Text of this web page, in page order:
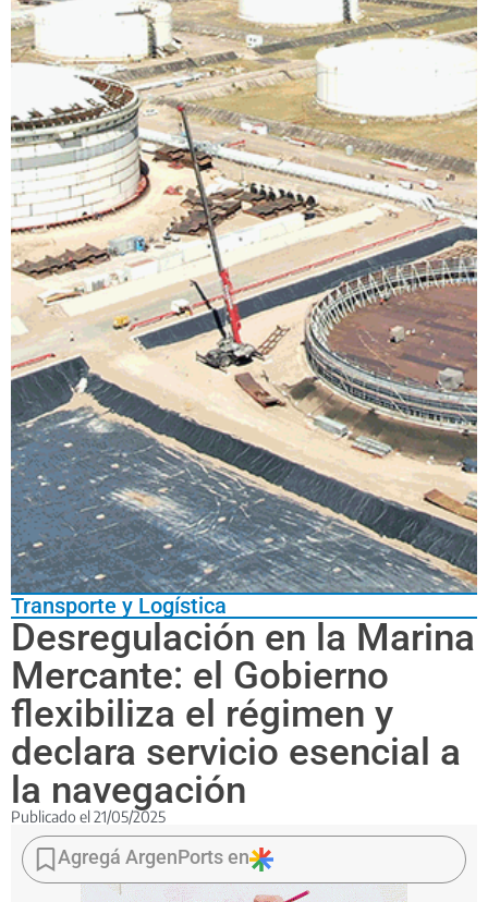
Transporte y Logística
Desregulación en la Marina
Mercante: el Gobierno
flexibiliza el régimen y
declara servicio esencial a
la navegación
Publicado el 21/05/2025
Según
el
gobierno,
Agregá ArgenPorts en